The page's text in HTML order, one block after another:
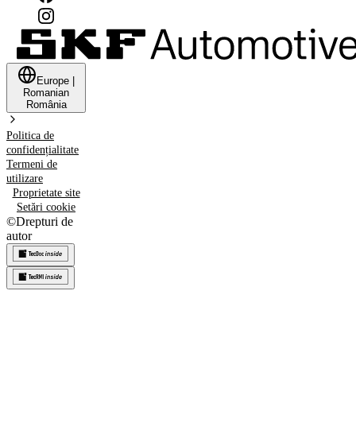
Europe
Romanian
România
Politica de
confidențialitate
Termeni de
utilizare
Proprietate site
Setări cookie
©Drepturi de
autor